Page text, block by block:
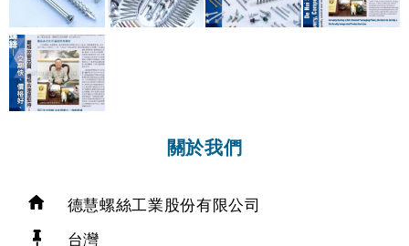
關於我們
德慧螺絲工業股份有限公司
台灣